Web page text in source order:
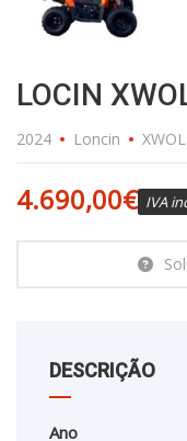
LOCIN
2024 Loncin
4.690,00€ IVA
DESCRIÇÃO
Ano